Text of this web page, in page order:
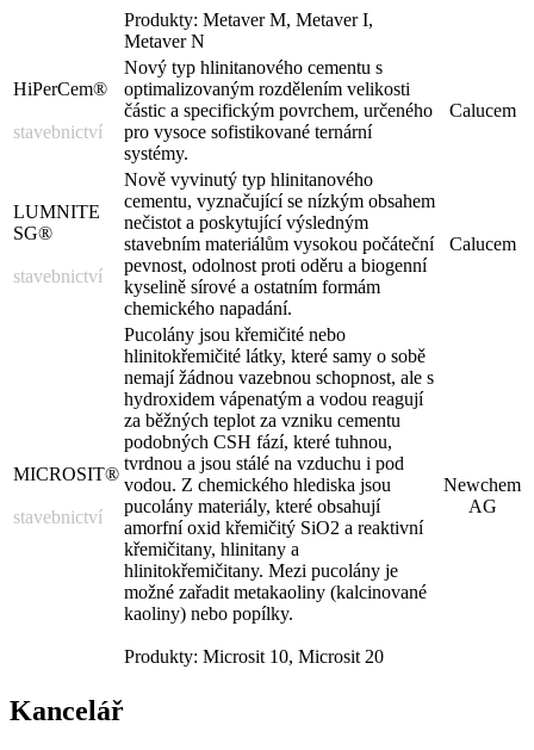
Produkty: Metaver M, Metaver I,
Metaver N
HiPerCem®
stavebnictví
Nový typ hlinitanového cementu s
optimalizovaným rozdělením velikosti
částic a specifickým povrchem, určeného
pro vysoce sofistikované ternární
systémy.
Calucem
LUMNITE
SG®
stavebnictví
Nově vyvinutý typ hlinitanového
cementu, vyznačující se nízkým obsahem
nečistot a poskytující výsledným
stavebním materiálům vysokou počáteční
pevnost, odolnost proti oděru a biogenní
kyselině sírové a ostatním formám
chemického napadání.
Calucem
MICROSIT®
stavebnictví
Pucolány jsou křemičité nebo
hlinitokřemičité látky, které samy o sobě
nemají žádnou vazebnou schopnost, ale s
hydroxidem vápenatým a vodou reagují
za běžných teplot za vzniku cementu
podobných CSH fází, které tuhnou,
tvrdnou a jsou stálé na vzduchu i pod
vodou. Z chemického hlediska jsou
pucolány materiály, které obsahují
amorfní oxid křemičitý SiO2 a reaktivní
křemičitany, hlinitany a
hlinitokřemičitany. Mezi pucolány je
možné zařadit metakaoliny (kalcinované
kaoliny) nebo popílky.
Produkty: Microsit 10, Microsit 20
Newchem
AG
Kancelář